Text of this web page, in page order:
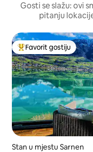
Gosti se slažu: ovi
pitanju
Glavni favorit gostiju
Favorit gostiju
Stan u mjestu Sarnen